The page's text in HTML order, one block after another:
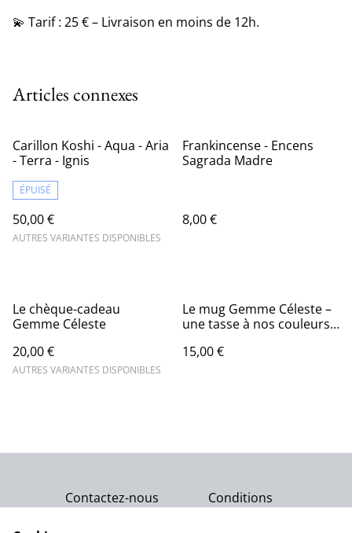
💫 Tarif : 25 € – Livraison en moins de 12h.
Articles connexes
Carillon Koshi - Aqua - Aria
- Terra - Ignis
ÉPUISÉ
50,00 €
AUTRES VARIANTES DISPONIBLES
Frankincense - Encens
Sagrada Madre
8,00 €
Le chèque-cadeau
Gemme Céleste
20,00 €
AUTRES VARIANTES DISPONIBLES
Le mug Gemme Céleste –
une tasse à nos couleurs
15,00 €
Contactez-nous
Conditions
Politique de
Politique de cookies